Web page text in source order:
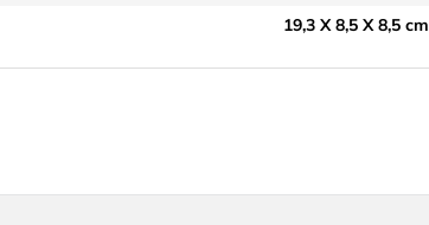
19,3 X 8,5 X 8,5 cm